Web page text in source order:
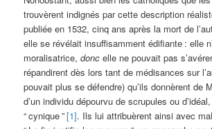
trouvèrent indignés par cette description
publiée en 1532, cinq ans après la mort de
elle se révélait insuffisamment édifiante : elle
moralisatrice,donc elle ne pouvait pas
répandirent dès lors tant de médisances sur
pouvait plus se défendre) qu’ils donnèrent de
d’un individu dépourvu de scrupules ou
“cynique”[1]. Ils lui attribuèrent ainsi avec